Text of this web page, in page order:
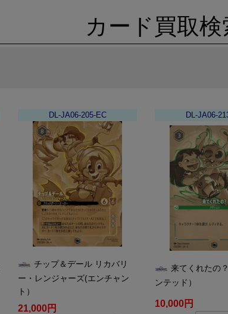
カード買取検
DL-JA06-205-EC
チップ＆デール リカバリ
ー・レンジャーズ(エンチャン
ト）
21,000円
DL-JA06-
来てくれたの
ンテッド）
10,000円